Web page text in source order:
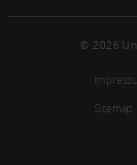
© 2026
Sitemap